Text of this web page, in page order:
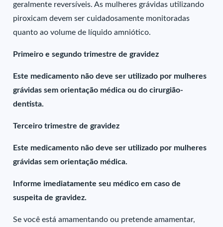
geralmente reversíveis. As mulheres grávidas utilizando
piroxicam devem ser cuidadosamente monitoradas
quanto ao volume de líquido amniótico.
Primeiro e segundo trimestre de gravidez
Este medicamento não deve ser utilizado por mulheres
grávidas sem orientação médica ou do cirurgião-
dentista.
Terceiro trimestre de gravidez
Este medicamento não deve ser utilizado por mulheres
grávidas sem orientação médica.
Informe imediatamente seu médico em caso de
suspeita de gravidez.
Se você está amamentando ou pretende amamentar,